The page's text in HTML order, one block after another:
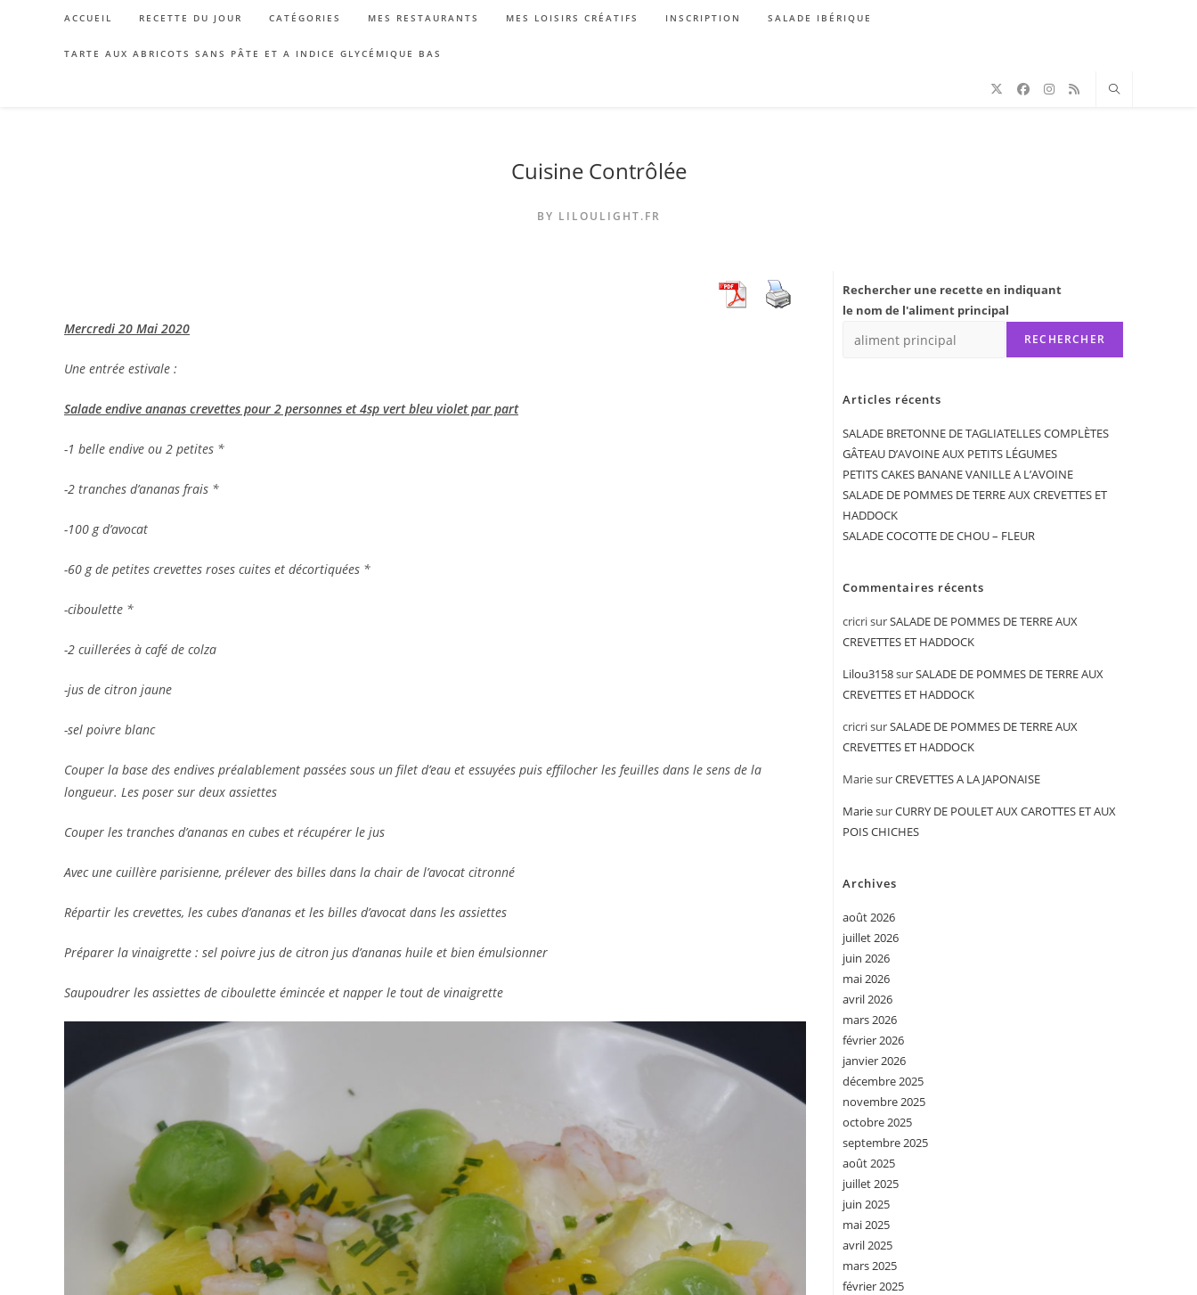
ACCUEIL RECETTE DU JOUR CATÉGORIES MES RESTAURANTS MES LOISIRS CRÉATIFS INSCRIPTION SALADE IBÉRIQUE
TARTE AUX ABRICOTS SANS PÂTE ET A INDICE GLYCÉMIQUE BAS
Cuisine Contrôlée
BY LILOULIGHT.FR
Mercredi 20 Mai 2020
Une entrée estivale :
Salade endive ananas crevettes pour 2 personnes et 4sp vert bleu violet par part
-1 belle endive ou 2 petites *
-2 tranches d’ananas frais *
-100 g d’avocat
-60 g de petites crevettes roses cuites et décortiquées *
-ciboulette *
-2 cuillerées à café de colza
-jus de citron jaune
-sel poivre blanc
Couper la base des endives préalablement passées sous un filet d’eau et essuyées puis effilocher les feuilles dans le sens de la
longueur. Les poser sur deux assiettes
Couper les tranches d’ananas en cubes et récupérer le jus
Avec une cuillère parisienne, prélever des billes dans la chair de l’avocat citronné
Répartir les crevettes, les cubes d’ananas et les billes d’avocat dans les assiettes
Préparer la vinaigrette : sel poivre jus de citron jus d’ananas huile et bien émulsionner
Saupoudrer les assiettes de ciboulette émincée et napper le tout de vinaigrette
Rechercher une recette en indiquant
le nom de l'aliment principal
RECHERCHER
Articles récents
SALADE BRETONNE DE TAGLIATELLES COMPLÈTES
GÂTEAU D’AVOINE AUX PETITS LÉGUMES
PETITS CAKES BANANE VANILLE A L’AVOINE
SALADE DE POMMES DE TERRE AUX CREVETTES ET
HADDOCK
SALADE COCOTTE DE CHOU – FLEUR
Commentaires récents
cricrisurSALADE DE POMMES DE TERRE AUX
CREVETTES ET HADDOCK
Lilou3158surSALADE DE POMMES DE TERRE AUX
CREVETTES ET HADDOCK
cricrisurSALADE DE POMMES DE TERRE AUX
CREVETTES ET HADDOCK
MariesurCREVETTES A LA JAPONAISE
MariesurCURRY DE POULET AUX CAROTTES ET AUX
POIS CHICHES
Archives
août 2026
juillet 2026
juin 2026
mai 2026
avril 2026
mars 2026
février 2026
janvier 2026
décembre 2025
novembre 2025
octobre 2025
septembre 2025
août 2025
juillet 2025
juin 2025
mai 2025
avril 2025
mars 2025
février 2025